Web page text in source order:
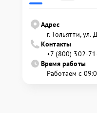
Адрес
г. Тольятти, ул.
Контакты
+7 (800) 302-
Время работы
Работаем с